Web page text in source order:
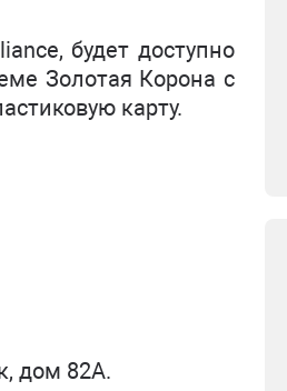
будет доступно
Золотая Корона с
карту.
дом 82А.